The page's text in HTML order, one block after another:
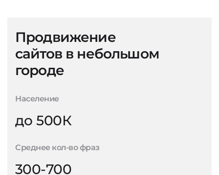
Продвижение
сайтов в небольшом
городе
Население
до 500К
Среднее кол-во фраз
300-700